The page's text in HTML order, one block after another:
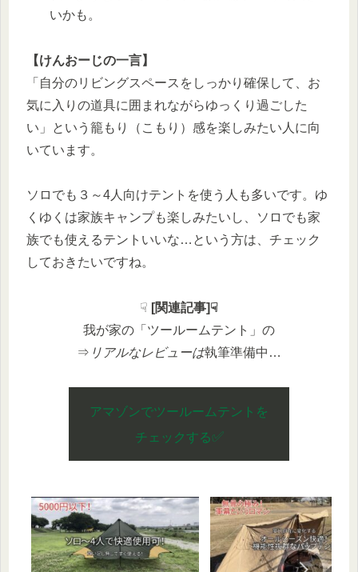
いかも。
【けんおーじの一言】
「自分のリビングスペースをしっかり確保して、お
気に入りの道具に囲まれながらゆっくり過ごした
い」という籠もり（こもり）感を楽しみたい人に向
いています。
ソロでも３～4人向けテントを使う人も多いです。ゆ
くゆくは家族キャンプも楽しみたいし、ソロでも家
族でも使えるテントいいな…という方は、チェック
しておきたいですね。
☟ [関連記事]☟
我が家の「ツールームテント」の
⇒ リアルなレビューは執筆準備中…
アマゾンでツールームテント を
チェックする✅